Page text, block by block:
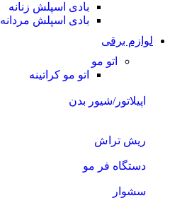
بادی اسپلش زنانه
بادی اسپلش مردانه
لوازم برقی
اتو مو
اتو مو کراتینه
اپیلاتور/شیور بدن
ریش تراش
دستگاه فر مو
سشوار